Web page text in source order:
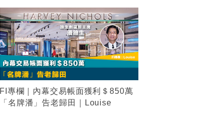
FI專欄｜內幕交易帳面獲利＄850萬
「名牌潘」告老歸田｜Louise